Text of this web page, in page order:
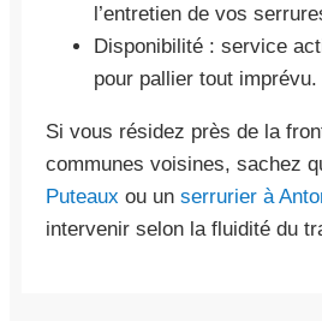
l’entretien de vos
Disponibilité : service
pour pallier tout imprévu.
Si vous résidez près de la
communes voisines, sachez
Puteaux ou un serrurier à
intervenir selon la fluidité du